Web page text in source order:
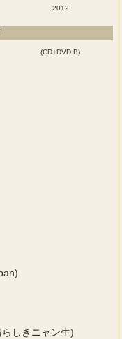
2012
(CD+DVD B)
しきニャン生)